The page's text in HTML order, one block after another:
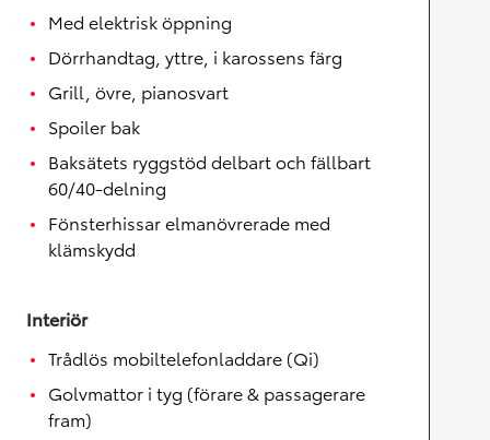
Med elektrisk öppning
Dörrhandtag, yttre, i karossens färg
Grill, övre, pianosvart
Spoiler bak
Baksätets ryggstöd delbart och fällbart
60/40-delning
Fönsterhissar elmanövrerade med
klämskydd
Interiör
Trådlös mobiltelefonladdare (Qi)
Golvmattor i tyg (förare & passagerare
fram)